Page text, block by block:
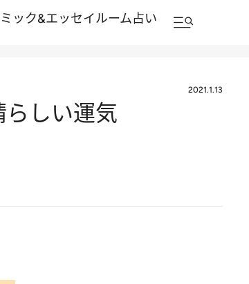
ック&エッセイルーム占い
2021.1.13
しい運気